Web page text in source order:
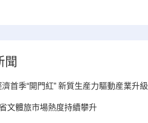
聞
首季“開門紅” 新質生産力驅動産業升級
文體旅市場熱度持續攀升